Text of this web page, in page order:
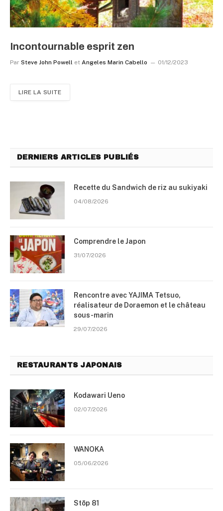
Incontournable esprit zen
Par Steve John Powell et Angeles Marin Cabello 01/12/2023
LIRE LA SUITE
DERNIERS ARTICLES PUBLIÉS
Recette du Sandwich de riz au sukiyaki
04/08/2026
Comprendre le Japon
31/07/2026
Rencontre avec YAJIMA Tetsuo,
réalisateur de Doraemon et le château
sous-marin
29/07/2026
RESTAURANTS JAPONAIS
Kodawari Ueno
02/07/2026
WANOKA
05/06/2026
Stōp 81